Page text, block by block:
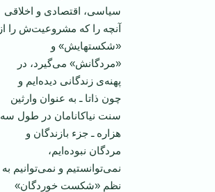
سیاسی، اقتصادی و اخلاقی
آنچه را که مشروعیت‌ش را از
«شکستهایش» و
«مردگانش» می‌گیرد، در
پهنه‌ی زندگانی دیده‌ایم و
چون ذاتا ـ به عنوان وارثین
سنت نیاکانامان در طول سه
هزاره ـ جزء بازندگان و
مردگان نبوده‌ایم،
نمی‌توانستیم و نمی‌توانیم به
نظم «شکست خوردگان»